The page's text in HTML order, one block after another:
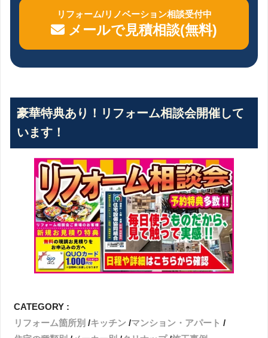
リフォーム/リノベーション相談受付中
メールで見積相談(無料)
豪華特典あり！リフォーム相談会開催して
います！
CATEGORY :
リフォーム箇所別
キッチン マンション・アパート